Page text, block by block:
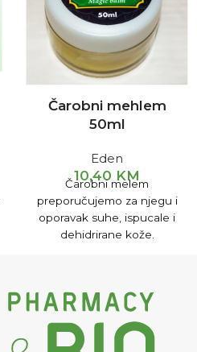
Čarobni mehlem
50ml
Eden
10,40 KM
Čarobni melem
preporučujemo za njegu i
oporavak suhe, ispucale i
dehidrirane kože.